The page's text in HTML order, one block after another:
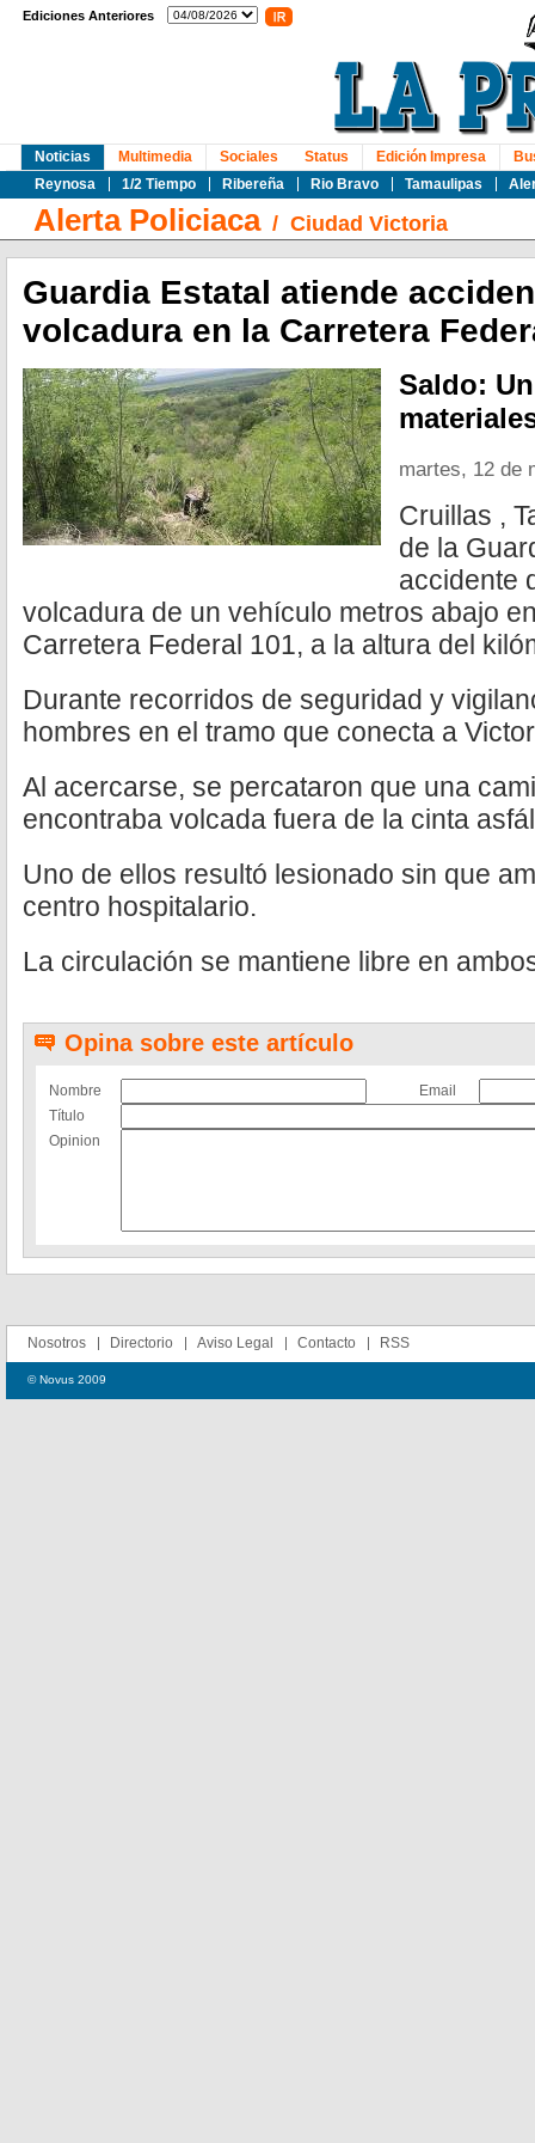
Ediciones Anteriores
Noticias
Reynosa
1/2 Tiempo Ribereña Rio Bravo Tamaulipas
Multimedia Sociales Status Edición Impresa
Alerta Policiaca/ Ciudad Victoria
Guardia Estatal atiende
volcadura en la Carretera
Saldo:
martes, 12 de
Cruillas ,
de la
accidente
volcadura de un vehículo metros abajo
Carretera Federal 101, a la altura del
Durante recorridos de seguridad y
hombres en el tramo que conecta a
Al acercarse, se percataron que una
encontraba volcada fuera de la cinta
Uno de ellos resultó lesionado sin que
centro hospitalario.
La circulación se mantiene libre en
Opina sobre este artículo
Nombre
Email
Título
Opinion
Nosotros Directorio Aviso Legal Contacto RSS
© Novus 2009